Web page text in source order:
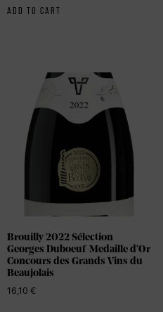
ADD TO CART
Brouilly 2022 Sélection
Georges Duboeuf-Medaille d’Or
Concours des Grands Vins du
Beaujolais
16,10 €